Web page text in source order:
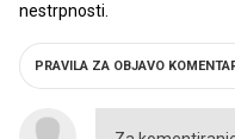
nestrpnosti.
PRAVILA ZA OBJAVO